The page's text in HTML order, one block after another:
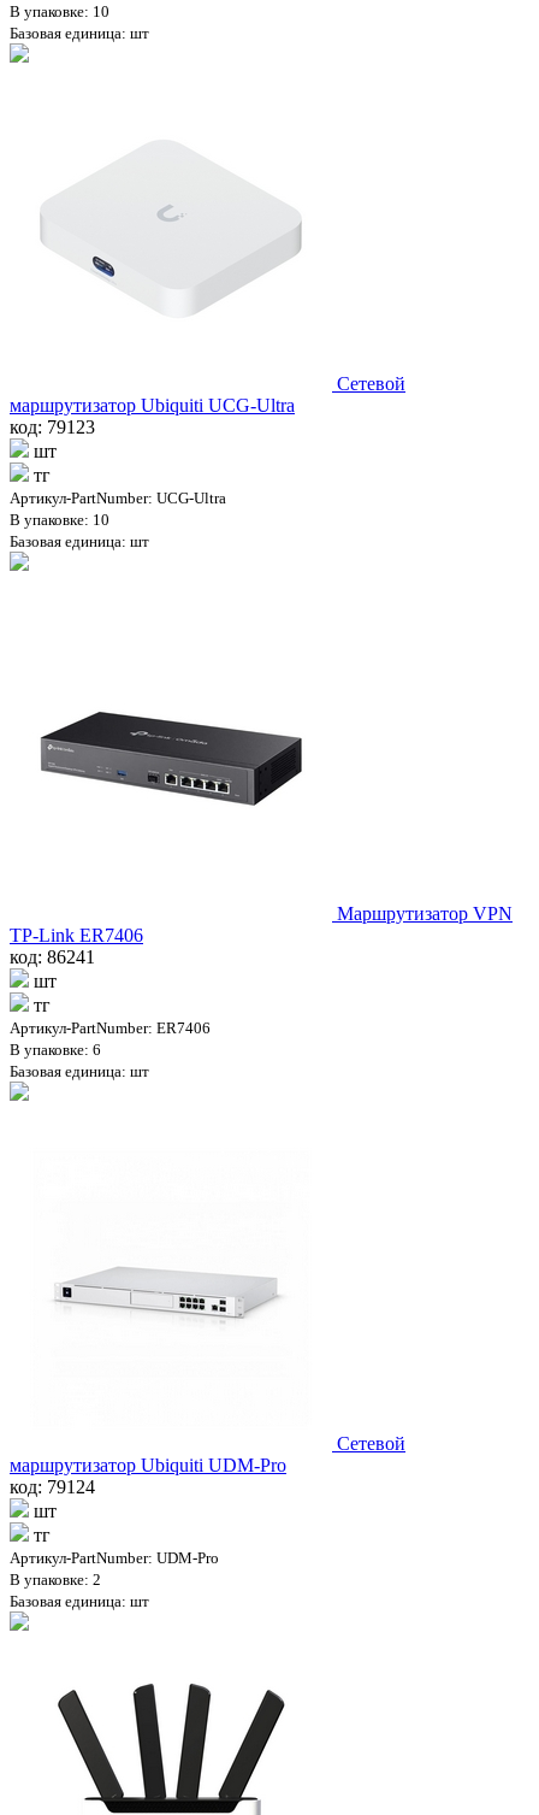
В упаковке: 10
Базовая единица: шт
Сетевой
маршрутизатор Ubiquiti UCG-Ultra
код: 79123
шт
тг
Артикул-PartNumber: UCG-Ultra
В упаковке: 10
Базовая единица: шт
Маршрутизатор VPN
TP-Link ER7406
код: 86241
шт
тг
Артикул-PartNumber: ER7406
В упаковке: 6
Базовая единица: шт
Сетевой
маршрутизатор Ubiquiti UDM-Pro
код: 79124
шт
тг
Артикул-PartNumber: UDM-Pro
В упаковке: 2
Базовая единица: шт